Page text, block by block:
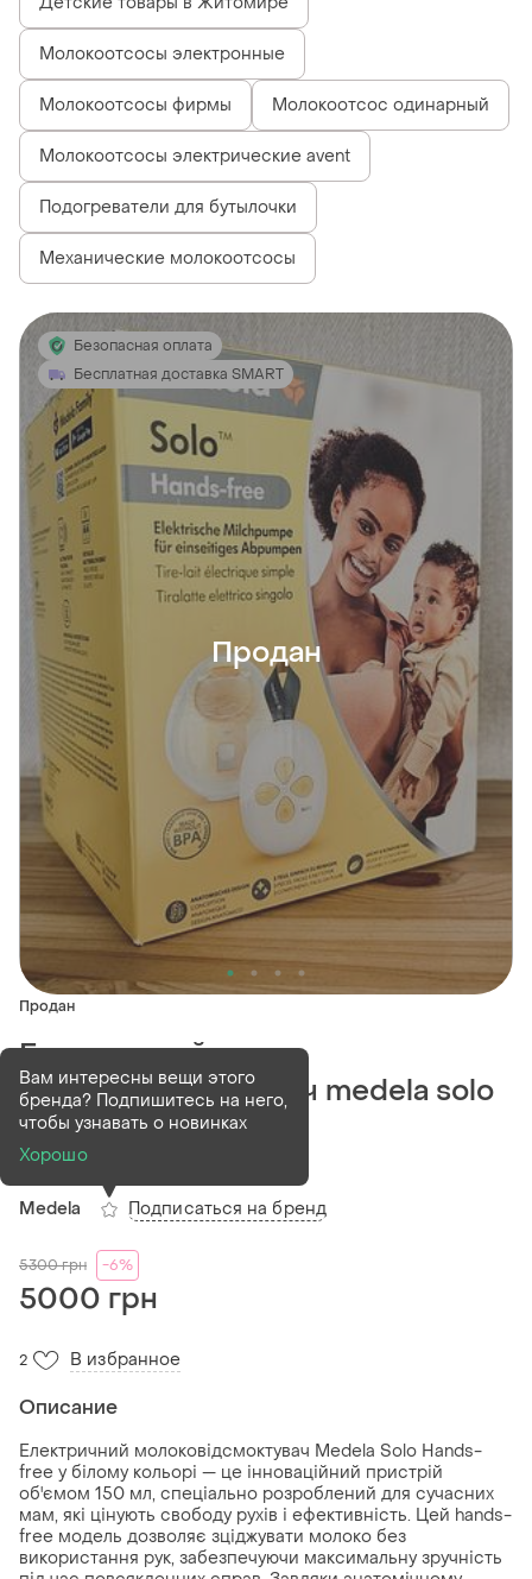
Молокоотсосы электронные
Молокоотсосы фирмы Молокоотсос одинарный
Молокоотсосы электрические avent
Подогреватели для бутылочки
Механические молокоотсосы
Безопасная оплата
Бесплатная доставка SMART
Продан
Продан
Електричний
молоковідсмоктувач medela solo
hands-free
Medela
Вам интересны вещи этого
бренда? Подпишитесь на него,
чтобы узнавать о новинках
Хорошо
Подписаться на бренд
5300грн -6%
5000 грн
2 В избранное
Описание
Електричний молоковідсмоктувач Medela Solo Hands-
free у білому кольорі — це інноваційний пристрій
об'ємом 150 мл, спеціально розроблений для сучасних
мам, які цінують свободу рухів і ефективність. Цей hands-
free модель дозволяє зціджувати молоко без
використання рук, забезпечуючи максимальну зручність